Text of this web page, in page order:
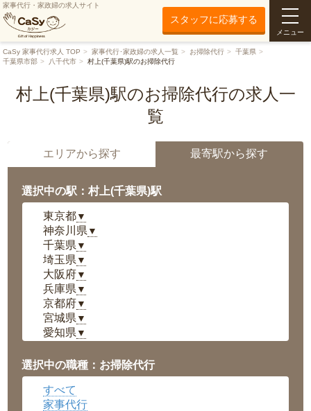
家事代行・家政婦の求人サイト
スタッフに応募する
メニュー
CaSy 家事代行求人 TOP 家事代行･家政婦の求人一覧 お掃除代行
千葉県
千葉県市部
八千代市 村上(千葉県)駅のお掃除代行
村上(千葉県)駅のお掃除代行の求人一
覧
エリアから探す 最寄駅から探す
選択中の駅：村上(千葉県)駅
東京都▼
神奈川県 ▼
千葉県 ▼
埼玉県 ▼
大阪府▼
兵庫県 ▼
京都府▼
宮城県 ▼
愛知県 ▼
岡山県▼
広島県▼
沖縄県
選択中の職種：お掃除代行
すべて
家事代行